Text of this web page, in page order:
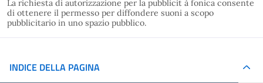
La richiesta di autorizzazione per la pubblicit à fonica consente
di ottenere il permesso per diffondere suoni a scopo
pubblicitario in uno spazio pubblico.
INDICE DELLA PAGINA